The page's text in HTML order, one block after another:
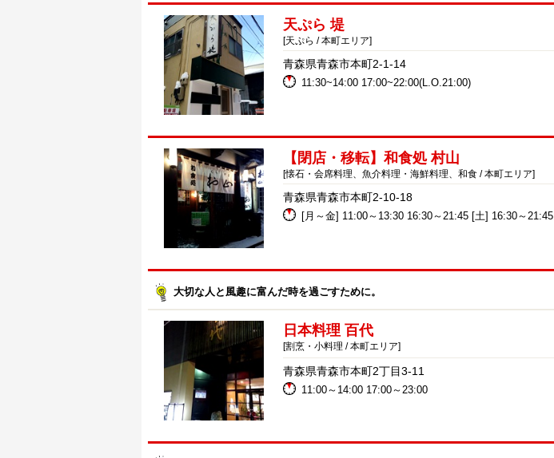
天ぷら 堤
[天ぷら / 本町エリア]
青森県青森市本町2-1-14
11:30~14:00 17:00~22:00(L.O.21:00)
【閉店・移転】和食処 村山
[懐石・会席料理、魚介料理・海鮮料理、和食 / 本町エリア]
青森県青森市本町2-10-18
[月～金] 11:00～13:30 16:30～21:45 [土] 16:30～21:45
大切な人と風趣に富んだ時を過ごすために。
日本料理 百代
[割烹・小料理 / 本町エリア]
青森県青森市本町2丁目3-11
11:00～14:00 17:00～23:00